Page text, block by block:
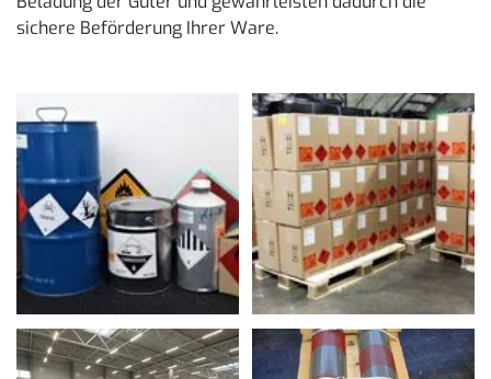
sichere Beförderung Ihrer Ware.